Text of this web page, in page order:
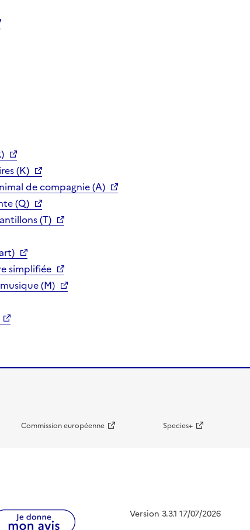
(K)
de compagnie (A)
(Q)
(T)
simplifiée
(M)
Commission européenne Species+
Version 3.3.1 17/07/2026